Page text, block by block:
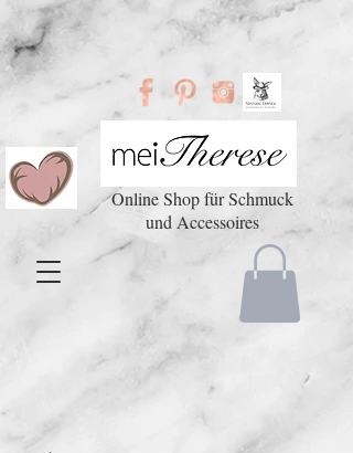
Online Shop für Schmuck
und Accessoires